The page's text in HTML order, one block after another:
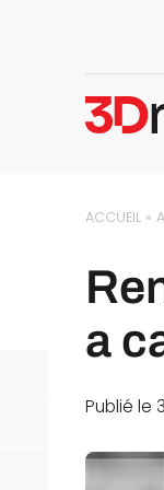
ACCUEIL »
a
Publié le